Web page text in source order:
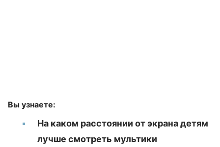
Вы узнаете:
На каком расстоянии от экрана детям
лучше смотреть мультики